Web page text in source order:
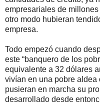
empresariales de
otro modo hubieran
empresa.
Todo empezó cuando
este “banquero de los
equivalente a 32 dólares
vivían en una pobre
pusieran en marcha su
desarrollado desde